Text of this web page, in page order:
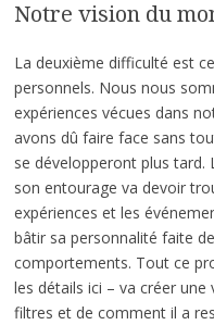
Notre vision du
La deuxième difficulté est
personnels. Nous nous
expériences vécues dans
avons dû faire face sans
se développeront plus
son entourage va devoir
expériences et les
bâtir sa personnalité faite
comportements. Tout ce
les détails ici – va créer
filtres et de comment il a